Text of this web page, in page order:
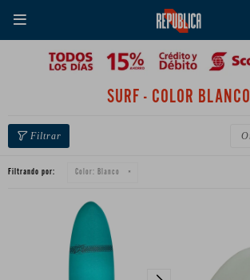

SURF - COLOR BLANCO
Filtrando por: Color: Blanco